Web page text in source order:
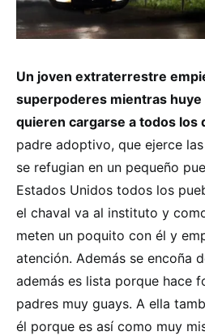
Un joven extraterrestre
superpoderes mientras
quieren cargarse a todos los
padre adoptivo, que ejerce
se refugian en un pequeño
Estados Unidos todos los
el chaval va al instituto y
meten un poquito con él y
atención. Además se encoña
además es lista porque hace
padres muy guays. A ella
él porque es así como muy